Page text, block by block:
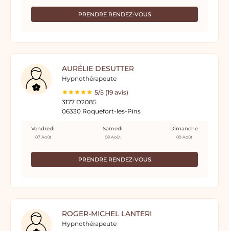
PRENDRE RENDEZ-VOUS
AURÉLIE DESUTTER
Hypnothérapeute
5/5 (19 avis)
3177 D2085
06330 Roquefort-les-Pins
PRENDRE RENDEZ-VOUS
Vendredi
07 Août
Samedi
08 Août
Dimanche
09 Août
ROGER-MICHEL LANTERI
Hypnothérapeute